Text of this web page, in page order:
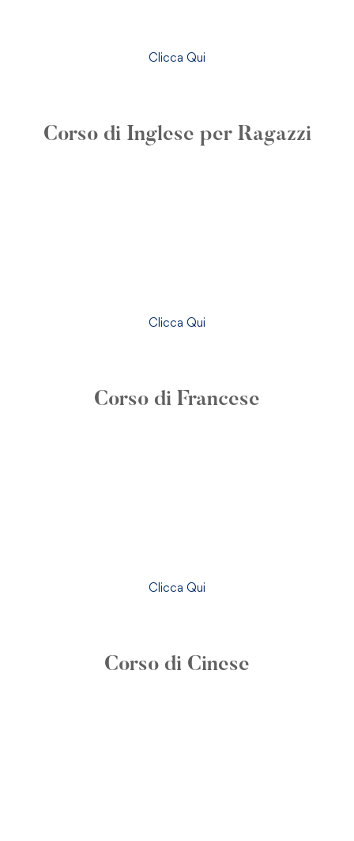
Clicca Qui
COMING SOON
Corso di Inglese per Ragazzi
Clicca Qui
Corso di Francese
Clicca Qui
COMING SOON
Corso di Cinese